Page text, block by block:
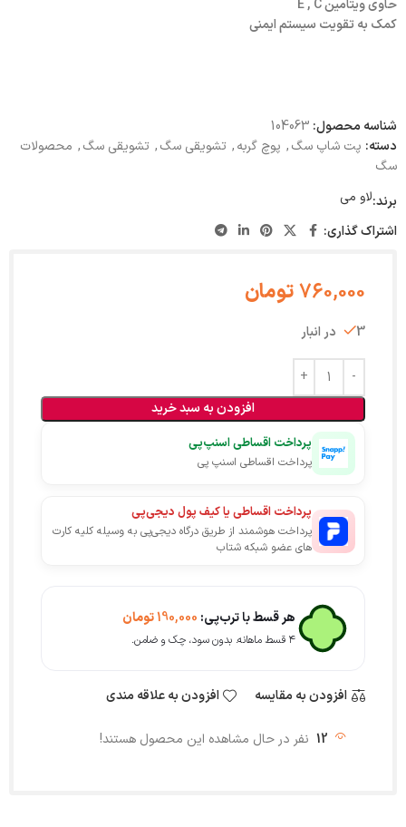
حاوی ویتامین E , C
کمک به تقویت سیستم ایمنی
شناسه محصول: 104063
دسته: پت شاپ سگ, پوچ گربه, تشویقی سگ, تشویقی سگ, محصولات
سگ
برند:لاو می
اشتراک گذاری:
760,000تومان
3 در انبار
افزودن به سبد خرید
پرداخت اقساطی اسنپ‌پی
پرداخت اقساطی اسنپ پی
پرداخت اقساطی یا کیف پول دیجی‌پی
پرداخت هوشمند از طریق درگاه دیجی‌پی به وسیله کلیه کارت
های عضو شبکه شتاب
هر قسط با ترب‌پی: 190,000تومان
۴ قسط ماهانه. بدون سود، چک و ضامن.
افزودن به مقایسه افزودن به علاقه مندی
12 نفر در حال مشاهده این محصول هستند!